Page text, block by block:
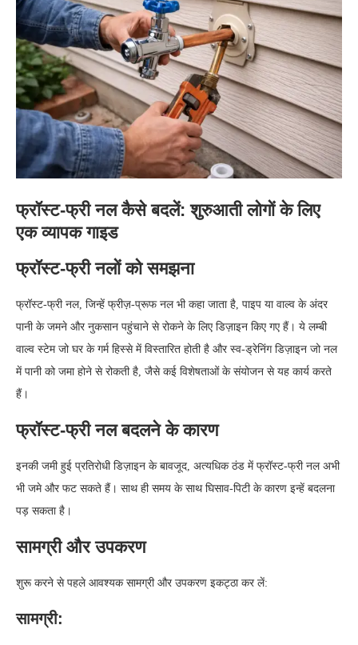
फ्रॉस्ट-फ्री नल कैसे बदलें: शुरुआती लोगों के लिए
एक व्यापक गाइड
फ्रॉस्ट-फ्री नलों को समझना
फ्रॉस्ट-फ्री नल, जिन्हें फ्रीज़-प्रूफ नल भी कहा जाता है, पाइप या वाल्व के अंदर
पानी के जमने और नुकसान पहुंचाने से रोकने के लिए डिज़ाइन किए गए हैं। ये लम्बी
वाल्व स्टेम जो घर के गर्म हिस्से में विस्तारित होती है और स्व-ड्रेनिंग डिज़ाइन जो नल
में पानी को जमा होने से रोकती है, जैसे कई विशेषताओं के संयोजन से यह कार्य करते
हैं।
फ्रॉस्ट-फ्री नल बदलने के कारण
इनकी जमी हुई प्रतिरोधी डिज़ाइन के बावजूद, अत्यधिक ठंड में फ्रॉस्ट-फ्री नल अभी
भी जमे और फट सकते हैं। साथ ही समय के साथ घिसाव‑पिटी के कारण इन्हें बदलना
पड़ सकता है।
सामग्री और उपकरण
शुरू करने से पहले आवश्यक सामग्री और उपकरण इकट्ठा कर लें:
सामग्री: